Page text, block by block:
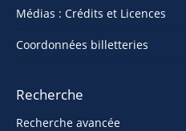
Médias : Crédits et Licences
Coordonnées billetteries
Recherche
Recherche avancée